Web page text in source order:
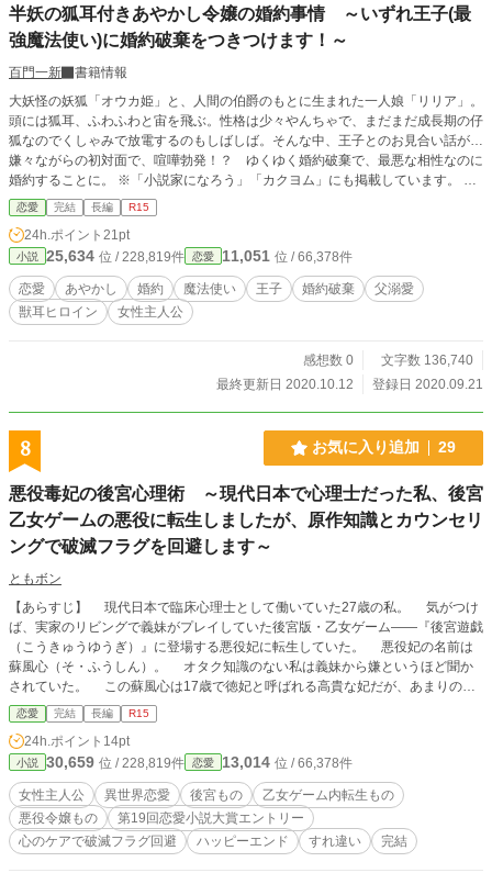
半妖の狐耳付きあやかし令嬢の婚約事情 ～いずれ王子(最
強魔法使い)に婚約破棄をつきつけます！～
百門一新
書籍情報
大妖怪の妖狐「オウカ姫」と、人間の伯爵のもとに生まれた一人娘「リリア」。
頭には狐耳、ふわふわと宙を飛ぶ。性格は少々やんちゃで、まだまだ成長期の仔
狐なのでくしゃみで放電するのもしばしば。そんな中、王子とのお見合い話が…
嫌々ながらの初対面で、喧嘩勃発！？ ゆくゆく婚約破棄で、最悪な相性なのに
婚約することに。 ※「小説家になろう」「カクヨム」にも掲載しています。 ※
ベリーズカフェに修正版を掲載、2021/8/31こちらの文章も修正版へと修正しま
した！
恋愛 完結 長編 R15
24h.ポイント 21pt
小説 25,634 位 / 228,819件 恋愛 11,051 位 / 66,378件
恋愛 あやかし 婚約 魔法使い 王子 婚約破棄
父溺愛
獣耳ヒロイン
女性主人公
感想数 0
文字数 136,740
最終更新日 2020.10.12
登録日 2020.09.21
8 お気に入り追加 29
悪役毒妃の後宮心理術 ～現代日本で心理士だった私、後宮
乙女ゲームの悪役に転生しましたが、原作知識とカウンセリ
ングで破滅フラグを回避します～
ともボン
【あらすじ】 現代日本で臨床心理士として働いていた27歳の私。 気がつけ
ば、実家のリビングで義妹がプレイしていた後宮版・乙女ゲーム――『後宮遊戯
（こうきゅうゆうぎ）』に登場する悪役妃に転生していた。 悪役妃の名前は
蘇風心（そ・ふうしん）。 オタク知識のない私は義妹から嫌というほど聞か
されていた。 この蘇風心は17歳で徳妃と呼ばれる高貴な妃だが、あまりの毒
舌と性格の悪さで正ヒロインの倭魅美（わ・みみ）と攻略対象者たちの恋路を邪
魔し、やがてどの攻略者ルートでも最悪な末路を辿る悪役毒妃（あくやくどく
ひ）だと。 これは非常にマズい！ 私はオタクの義妹と違って原作知識がほ
とんどない。 そこで私は知恵を絞って考えた。 蘇風心として『後宮遊戯』
の中で生きていくためには、倭魅美と仲良くなって彼女の恋のキューピッドにな
るしかない、と。 それ以外でも私は独りで生きていくための知識と技術を学
び、破滅フラグ満載の後宮から抜け出しても生きていける準備をする。 もち
ろん、その目的を達成するために使えるものは何でも使う。 私には原作知識
恋愛 完結 長編 R15
24h.ポイント 14pt
小説 30,659 位 / 228,819件 恋愛 13,014 位 / 66,378件
女性主人公 異世界恋愛 後宮もの
乙女ゲーム内転生もの
悪役令嬢もの
第19回恋愛小説大賞エントリー
心のケアで破滅フラグ回避
ハッピーエンド すれ違い 完結